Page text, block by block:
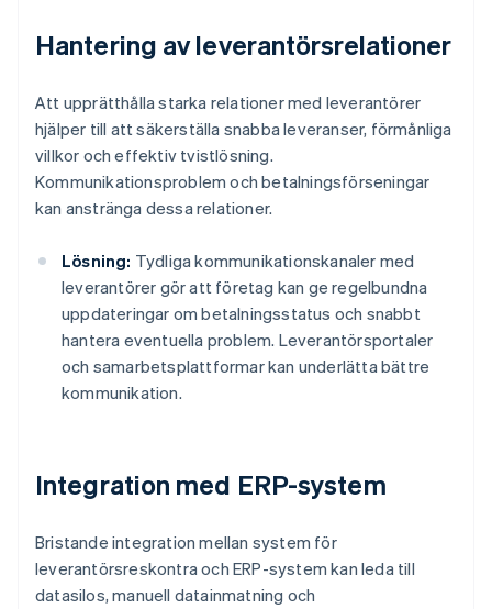
Hantering av leverantörsrelationer
Att upprätthålla starka relationer med leverantörer
hjälper till att säkerställa snabba leveranser, förmånliga
villkor och effektiv tvistlösning.
Kommunikationsproblem och betalningsförseningar
kan anstränga dessa relationer.
Lösning: Tydliga kommunikationskanaler med
leverantörer gör att företag kan ge regelbundna
uppdateringar om betalningsstatus och snabbt
hantera eventuella problem. Leverantörsportaler
och samarbetsplattformar kan underlätta bättre
kommunikation.
Integration med ERP-system
Bristande integration mellan system för
leverantörsreskontra och ERP-system kan leda till
datasilos, manuell datainmatning och